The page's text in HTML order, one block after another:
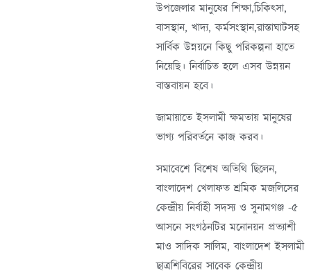
উপজেলার মানুষের শিক্ষা,চিকিৎসা,
বাসস্থান, খাদ্য, কর্মসংস্থান,রাস্তাঘাটসহ
সার্বিক উন্নয়নে কিছু পরিকল্পনা হাতে
নিয়েছি। নির্বাচিত হলে এসব উন্নয়ন
বাস্তবায়ন হবে।
জামায়াতে ইসলামী ক্ষমতায় মানুষের
ভাগ্য পরিবর্তনে কাজ করব।
সমাবেশে বিশেষ অতিথি ছিলেন,
বাংলাদেশ খেলাফত শ্রমিক মজলিসের
কেন্দ্রীয় নির্বাহী সদস্য ও সুনামগঞ্জ -৫
আসনে সংগঠনটির মনোনয়ন প্রত্যাশী
মাও সাদিক সালিম, বাংলাদেশ ইসলামী
ছাত্রশিবিরের সাবেক কেন্দ্রীয়